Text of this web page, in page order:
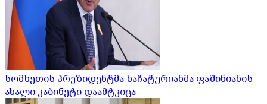
სომხეთის პრეზიდენტმა ხაჩატურიანმა ფაშინიანის
ახალი კაბინეტი დაამტკიცა